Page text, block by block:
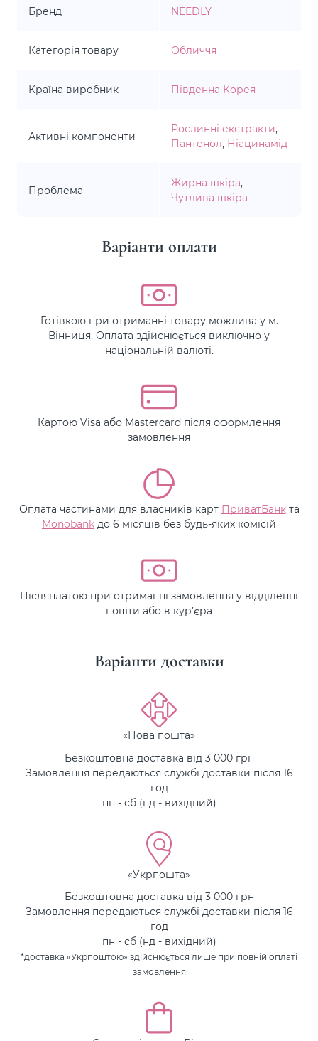
Бренд NEEDLY
Категорія товару Обличчя
Країна виробник Південна Корея
Активні компоненти
Рослинні екстракти,
Пантенол, Ніацинамід
Проблема
Жирна шкіра,
Чутлива шкіра
Варіанти оплати
Готівкою при отриманні товару можлива у м.
Вінниця. Оплата здійснюється виключно у
національній валюті.
Картою Visa або Mastercard після оформлення
замовлення
Оплата частинами для власників карт ПриватБанкта
Monobank до 6 місяців без будь-яких комісій
Післяплатою при отриманні замовлення у відділенні
пошти або в кур’єра
Варіанти доставки
«Нова пошта»
Безкоштовна доставка від 3 000 грн
Замовлення передаються службі доставки після 16
год
пн - сб (нд - вихідний)
«Укрпошта»
Безкоштовна доставка від 3 000 грн
Замовлення передаються службі доставки після 16
год
пн - сб (нд - вихідний)
*доставка «Укрпоштою» здійснюється лише при повній оплаті
замовлення